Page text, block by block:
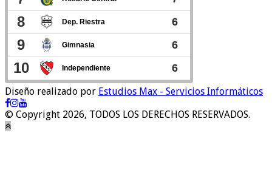
Diseño realizado por Estudios Max - Servicios Informáticos
© Copyright 2026, TODOS LOS DERECHOS RESERVADOS.